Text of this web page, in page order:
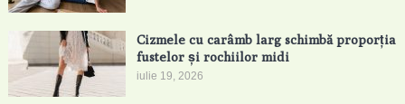
Cizmele cu carâmb larg schimbă proporția
fustelor și rochiilor midi
iulie 19, 2026